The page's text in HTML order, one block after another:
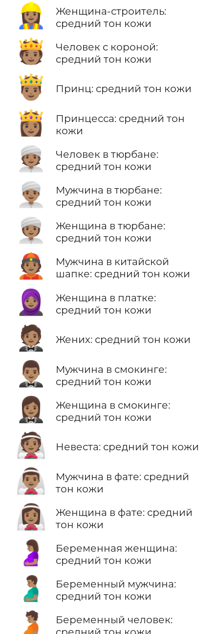
👷🏽‍♀️
Женщина-строитель:
средний тон кожи
🫅🏽
Человек с короной:
средний тон кожи
🤴🏽 Принц: средний тон кожи
👸🏽
Принцесса: средний тон
кожи
👳🏽
Человек в тюрбане:
средний тон кожи
👳🏽‍♂️
Мужчина в тюрбане:
средний тон кожи
👳🏽‍♀️
Женщина в тюрбане:
средний тон кожи
👲🏽
Мужчина в китайской
шапке: средний тон кожи
🧕🏽
Женщина в платке:
средний тон кожи
🤵🏽 Жених: средний тон кожи
🤵🏽‍♂️
Мужчина в смокинге:
средний тон кожи
🤵🏽‍♀️
Женщина в смокинге:
средний тон кожи
👰🏽 Невеста: средний тон кожи
👰🏽‍♂️
Мужчина в фате: средний
тон кожи
👰🏽‍♀️
Женщина в фате: средний
тон кожи
🤰🏽
Беременная женщина:
средний тон кожи
🫃🏽
Беременный мужчина:
средний тон кожи
🫄🏽
Беременный человек: